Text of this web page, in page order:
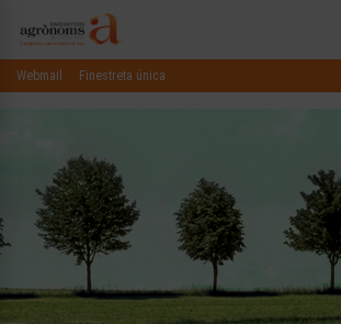
Webmail Finestreta única